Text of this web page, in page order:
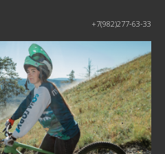
+7(982)277-63-33